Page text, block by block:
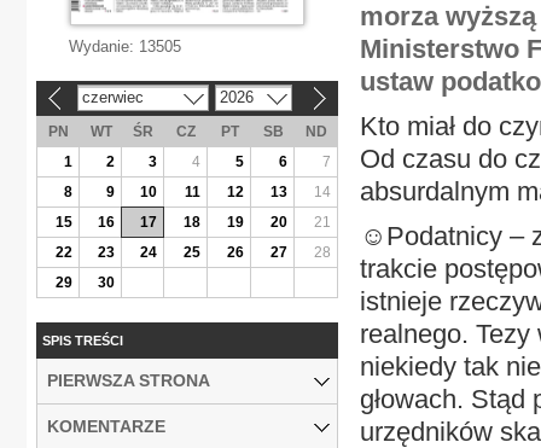
morza
Ministerstwo
ustaw
Kto miał do
Od czasu do
absurdalnym
☺Podatnicy –
trakcie
istnieje
realnego. Tezy
niekiedy tak
głowach.
urzędników
Wydanie: 13505
czerwiec 2026
PN WT ŚR CZ PT SB
ND
1
2 3 4 5 6
7
8
9 10 11 12 13
14
15
16 17 18 19 20
21
22
23 24 25 26 27
28
29
30
SPIS TREŚCI
PIERWSZA STRONA
KOMENTARZE